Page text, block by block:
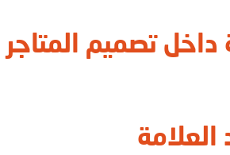
داخل تصميم المتاجر
العلامة